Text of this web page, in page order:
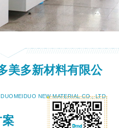
美多新材料有限公
NEW MATERIAL CO., LTD.